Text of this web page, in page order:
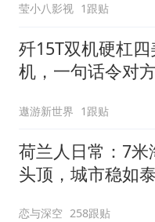
莹小八影视 1跟贴
歼15T双机硬杠四
机，一句话令对
遨游新世界 1跟贴
荷兰人日常：7米
头顶，城市稳如
恋与深空 258跟贴